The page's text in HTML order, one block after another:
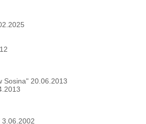
Sosina" 20.06.2013
3.06.2002